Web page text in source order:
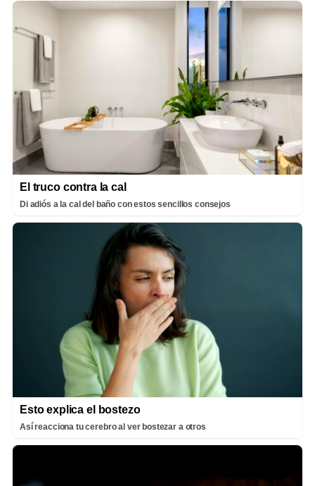
El truco contra la cal
Di adiós a la cal del baño con estos sencillos consejos
Esto explica el bostezo
Así reacciona tu cerebro al ver bostezar a otros